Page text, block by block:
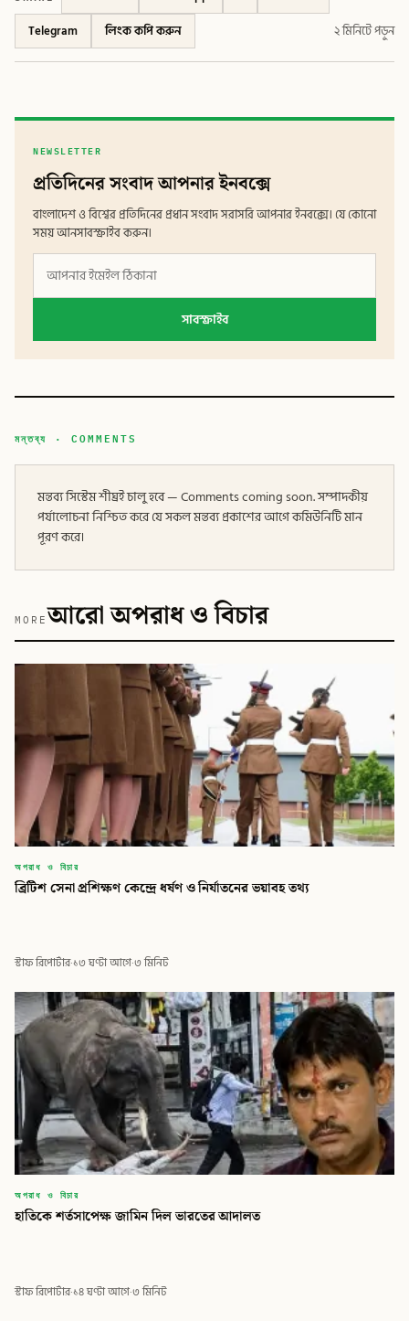
Telegram
লিংক কপি করুন ২ মিনিটে পড়ুন
NEWSLETTER
প্রতিদিনের সংবাদ আপনার ইনবক্সে
বাংলাদেশ ও বিশ্বের প্রতিদিনের প্রধান সংবাদ সরাসরি আপনার ইনবক্সে। যে কোনো
সময় আনসাবস্ক্রাইব করুন।
সাবস্ক্রাইব
মন্তব্য · COMMENTS
মন্তব্য সিস্টেম শীঘ্রই চালু হবে — Comments coming soon. সম্পাদকীয়
পর্যালোচনা নিশ্চিত করে যে সকল মন্তব্য প্রকাশের আগে কমিউনিটি মান
পূরণ করে।
MOREআরো অপরাধ ও বিচার
অপরাধ ও বিচার
ব্রিটিশ সেনা প্রশিক্ষণ কেন্দ্রে ধর্ষণ ও নির্যাতনের ভয়াবহ তথ্য
স্টাফ রিপোর্টার·১৩ ঘণ্টা আগে·৩ মিনিট
অপরাধ ও বিচার
হাতিকে শর্তসাপেক্ষ জামিন দিল ভারতের আদালত
স্টাফ রিপোর্টার·১৪ ঘণ্টা আগে·৩ মিনিট